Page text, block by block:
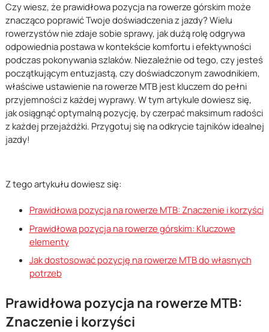
Czy wiesz, że prawidłowa pozycja na rowerze górskim może
znacząco poprawić Twoje doświadczenia z jazdy? Wielu
rowerzystów nie zdaje sobie sprawy, jak dużą rolę odgrywa
odpowiednia postawa w kontekście komfortu i efektywności
podczas pokonywania szlaków. Niezależnie od tego, czy jesteś
początkującym entuzjastą, czy doświadczonym zawodnikiem,
właściwe ustawienie na rowerze MTB jest kluczem do pełni
przyjemności z każdej wyprawy. W tym artykule dowiesz się,
jak osiągnąć optymalną pozycję, by czerpać maksimum radości
z każdej przejażdżki. Przygotuj się na odkrycie tajników idealnej
jazdy!
Z tego artykułu dowiesz się:
Prawidłowa pozycja na rowerze MTB: Znaczenie i korzyści
Prawidłowa pozycja na rowerze górskim: Kluczowe
elementy
Jak dostosować pozycję na rowerze MTB do własnych
potrzeb
Prawidłowa pozycja na rowerze MTB:
Znaczenie i korzyści